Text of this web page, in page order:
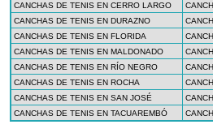
CANCHAS DE TENIS EN CERRO LARGO
CANCHAS DE TENIS EN DURAZNO
CANCHAS DE TENIS EN FLORIDA
CANCHAS DE TENIS EN MALDONADO
CANCHAS DE TENIS EN RÍO NEGRO
CANCHAS DE TENIS EN ROCHA
CANCHAS DE TENIS EN SAN JOSÉ
CANCHAS DE TENIS EN TACUAREMBÓ